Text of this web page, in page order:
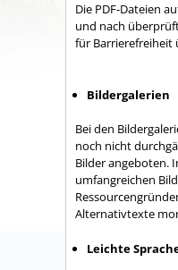
Die PDF-Dateien
und nach
für Barrierefreiheit
Bildergalerien
Bei den
noch nicht
Bilder angeboten.
umfangreichen
Alternativtexte
Leichte